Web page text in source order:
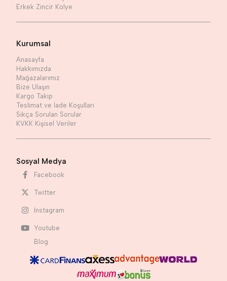
Erkek Zincir Kolye
Kurumsal
Anasayfa
Hakkımızda
Mağazalarımız
Bize Ulaşın
Kargo Takip
Teslimat ve İade Koşulları
Sıkça Sorulan Sorular
KVKK Kişisel Veriler
Sosyal Medya
Facebook
Twitter
Instagram
Youtube
Blog